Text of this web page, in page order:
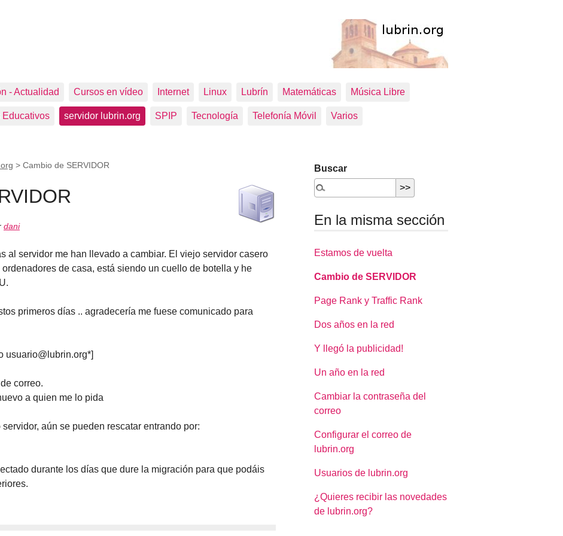
- Actualidad Cursos en vídeo Internet Linux Lubrín Matemáticas Música Libre
Educativos servidor lubrin.org SPIP Tecnología Telefonía Móvil Varios
> Cambio de SERVIDOR
dani
al servidor me han llevado a cambiar. El viejo servidor casero
de casa, está siendo un cuello de botella y he
primeros días .. agradecería me fuese comunicado para
usuario@lubrin.org*]
correo.
a quien me lo pida
aún se pueden rescatar entrando por:
durante los días que dure la migración para que podáis
Buscar
En la misma sección
Estamos de vuelta
Cambio de SERVIDOR
Page Rank y Traffic Rank
Dos años en la red
Y llegó la publicidad!
Un año en la red
Cambiar la contraseña del
correo
Configurar el correo de
lubrin.org
Usuarios de lubrin.org
¿Quieres recibir las novedades
de lubrin.org?